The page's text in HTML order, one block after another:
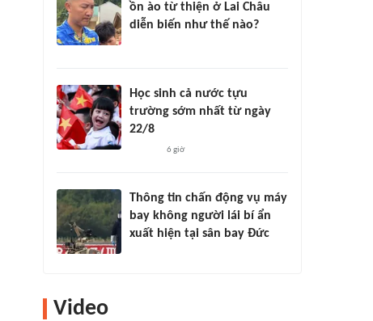
ồn ào từ thiện ở Lai Châu
diễn biến như thế nào?
Học sinh cả nước tựu
trường sớm nhất từ ngày
22/8
6 giờ
Thông tin chấn động vụ máy
bay không người lái bí ẩn
xuất hiện tại sân bay Đức
Video